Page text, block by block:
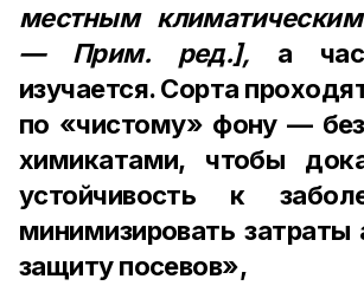
местным
— Прим. ред.], а
изучается. Сорта
по «чистому» фону —
химикатами, чтобы
устойчивость к
минимизировать затраты
защиту посевов»,